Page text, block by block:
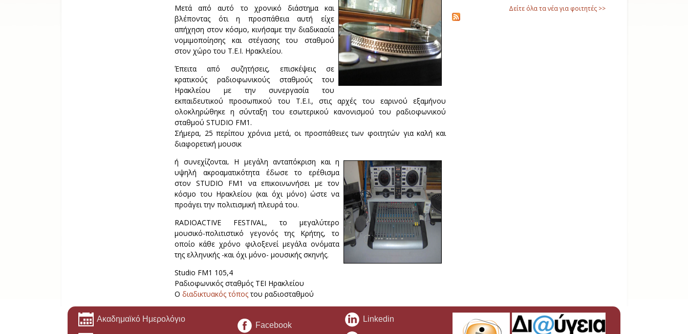
Μετά από αυτό το χρονικό διάστημα και
βλέποντας ότι η προσπάθεια αυτή είχε
απήχηση στον κόσμο, κινήσαμε την διαδικασία
νομιμοποίησης και στέγασης του σταθμού
στον χώρο του Τ.Ε.Ι. Ηρακλείου.
Έπειτα από συζητήσεις, επισκέψεις σε
κρατικούς ραδιοφωνικούς σταθμούς του
Ηρακλείου με την συνεργασία του
εκπαιδευτικού προσωπικού του Τ.Ε.Ι., στις αρχές του εαρινού εξαμήνου
ολοκληρώθηκε η σύνταξη του εσωτερικού κανονισμού του ραδιοφωνικού
σταθμού STUDIO FM1.
Σήμερα, 25 περίπου χρόνια μετά, οι προσπάθειες των φοιτητών για καλή και
διαφορετική μουσικ
ή συνεχίζονται. Η μεγάλη ανταπόκριση και η
υψηλή ακροαματικότητα έδωσε το ερέθισμα
στον STUDIO FM1 να επικοινωνήσει με τον
κόσμο του Ηρακλείου (και όχι μόνο) ώστε να
προάγει την πολιτισμική πλευρά του.
RADIOACTIVE FESTIVAL, το μεγαλύτερο
μουσικό-πολιτιστικό γεγονός της Κρήτης, το
οποίο κάθε χρόνο φιλοξενεί μεγάλα ονόματα
της ελληνικής -και όχι μόνο- μουσικής σκηνής.
Studio FM1 105,4
Ραδιοφωνικός σταθμός ΤΕΙ Ηρακλείου
Ο διαδικτυακός τόποςτου ραδιοσταθμού
Δείτε όλα τα νέα για φοιτητές >>
Ακαδημαϊκό Ημερολόγιο
Facebook
Linkedin